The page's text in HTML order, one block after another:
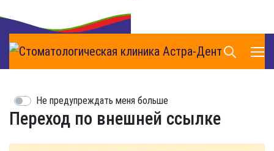
Переход по внешней ссылке
Не предупреждать меня больше